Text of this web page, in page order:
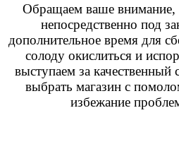
Обращаем ваше внимание,
непосредственно под
дополнительное время для
солоду окислиться и
выступаем за качественный
выбрать магазин с
избежание